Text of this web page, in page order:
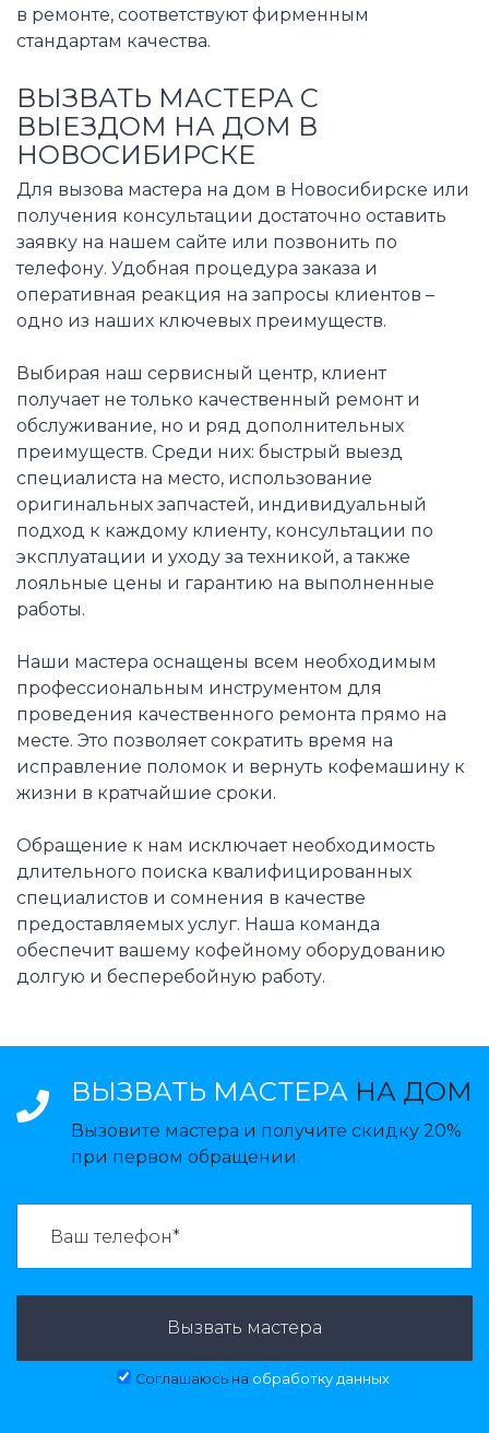
в ремонте, соответствуют фирменным
стандартам качества.
ВЫЗВАТЬ МАСТЕРА С
ВЫЕЗДОМ НА ДОМ В
НОВОСИБИРСКЕ
Для вызова мастера на дом в Новосибирске или
получения консультации достаточно оставить
заявку на нашем сайте или позвонить по
телефону. Удобная процедура заказа и
оперативная реакция на запросы клиентов –
одно из наших ключевых преимуществ.
Выбирая наш сервисный центр, клиент
получает не только качественный ремонт и
обслуживание, но и ряд дополнительных
преимуществ. Среди них: быстрый выезд
специалиста на место, использование
оригинальных запчастей, индивидуальный
подход к каждому клиенту, консультации по
эксплуатации и уходу за техникой, а также
лояльные цены и гарантию на выполненные
работы.
Наши мастера оснащены всем необходимым
профессиональным инструментом для
проведения качественного ремонта прямо на
месте. Это позволяет сократить время на
исправление поломок и вернуть кофемашину к
жизни в кратчайшие сроки.
Обращение к нам исключает необходимость
длительного поиска квалифицированных
специалистов и сомнения в качестве
предоставляемых услуг. Наша команда
обеспечит вашему кофейному оборудованию
долгую и бесперебойную работу.
ВЫЗВАТЬ МАСТЕРА НА ДОМ
Вызовите мастера и получите скидку 20%
при первом обращении.
Вызвать мастера
Соглашаюсь на обработку данных